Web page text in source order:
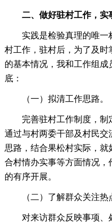
二、做好驻村工作，实
实践是检验真理的唯
村工作，驻村后，为了及
的基本情况，我和工作组
底：
（一）拟清工作思路。
完善驻村工作制度，制
通过与村两委干部及村民
思路，结合果松村实际，
合村情办实事等方面情况
的有序开展。
（二）了解群众关注热
对来访群众反映事项